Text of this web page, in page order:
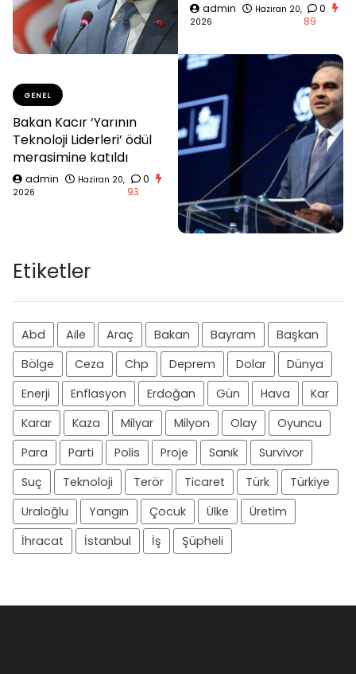
admin
Haziran 20,
2026
0
89
GENEL
Bakan Kacır ‘Yarının
Teknoloji Liderleri’ ödül
merasimine katıldı
admin
Haziran 20,
2026
0
93
Etiketler
Abd Aile Araç Bakan Bayram
Başkan
Bölge
Ceza Chp Deprem Dolar
Dünya
Enerji
Enflasyon Erdoğan Gün Hava
Kar
Karar
Kaza Milyar Milyon Olay
Oyuncu
Para
Parti Polis Proje Sanık
Survivor
Suç
Teknoloji Terör Ticaret Türk
Türkiye
Uraloğlu
Yangın Çocuk Ülke
Üretim
İhracat
İstanbul İş Şüpheli